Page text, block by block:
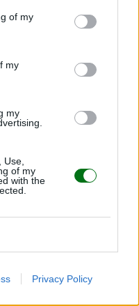
of my
my
my
of my
with the
Privacy Policy
desde el
lo confunde?
despertó del coma
a luz. ¿Qué pasó?